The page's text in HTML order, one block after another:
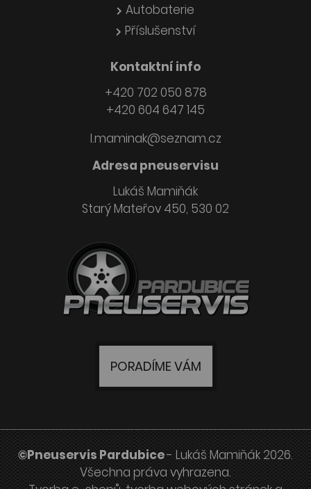
Autobaterie
Příslušenství
Kontaktní info
+420 702 050 878
+420 604 647 145
l.maminak@seznam.cz
Adresa pneuservisu
Lukáš Mamiňák
Starý Mateřov 450, 530 02
PORADÍME VÁM
©Pneuservis Pardubice- Lukáš Mamiňák 2026.
Všechna práva vyhrazena.